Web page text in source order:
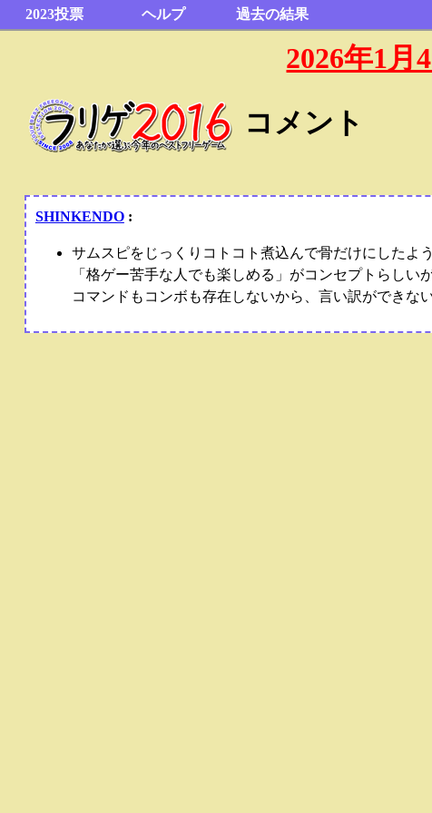
2023投票 ヘルプ 過去の結果
2026年1
コメント
SHINKENDO:
サムスピをじっくりコトコト煮込んで骨だけにしたよ
「格ゲー苦手な人でも楽しめる」がコンセプトらし
コマンドもコンボも存在しないから、言い訳ができな